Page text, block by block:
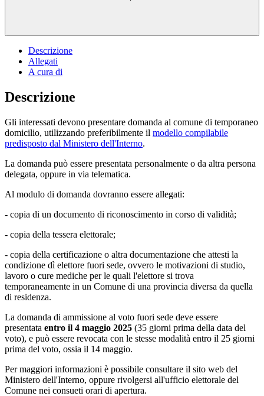
Descrizione
Allegati
A cura di
Descrizione
Gli interessati devono presentare domanda al comune di temporaneo
domicilio, utilizzando preferibilmente il modello compilabile
predisposto dal Ministero dell'Interno.
La domanda può essere presentata personalmente o da altra persona
delegata, oppure in via telematica.
Al modulo di domanda dovranno essere allegati:
- copia di un documento di riconoscimento in corso di validità;
- copia della tessera elettorale;
- copia della certificazione o altra documentazione che attesti la
condizione dì elettore fuori sede, ovvero le motivazioni di studio,
lavoro o cure mediche per le quali l'elettore si trova
temporaneamente in un Comune di una provincia diversa da quella
di residenza.
La domanda di ammissione al voto fuori sede deve essere
presentata entro il 4 maggio 2025 (35 giorni prima della data del
voto), e può essere revocata con le stesse modalità entro il 25 giorni
prima del voto, ossia il 14 maggio.
Per maggiori informazioni è possibile consultare il sito web del
Ministero dell'Interno, oppure rivolgersi all'ufficio elettorale del
Comune nei consueti orari di apertura.